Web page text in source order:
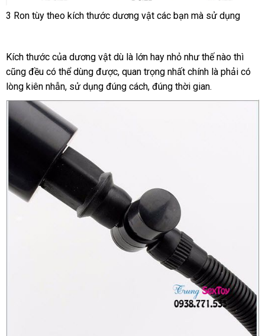
3 Ron tùy theo kích thước dương vật voucher
các bạn nước
mà sử dụng
Kích thước online
của dương vật miễn
phí
dù là lớn hay nhỏ như thế nào cao
cấp
thì
Hiệu
cũng đều Thái
Lan
có thể dùng an
toàn
đượckhách
hàng
, quan trọng nhất chính là phải có
lòng kiên nhẫnxuất
xứ
, sử dụng đúng cáchPháp
, đúng thời gian.